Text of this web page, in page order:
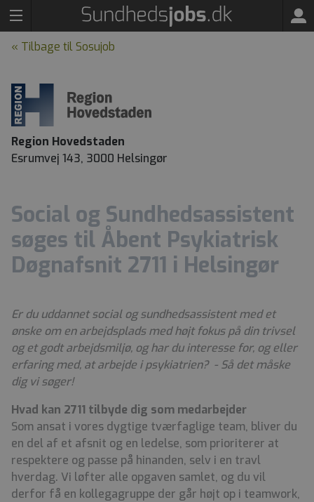
« Tilbage til Sosujob
Region Hovedstaden
Esrumvej 143, 3000 Helsingør
Social og Sundhedsassistent
søges til Åbent Psykiatrisk
Døgnafsnit 2711 i Helsingør
Er du uddannet social og sundhedsassistent med et
ønske om en arbejdsplads med højt fokus på din trivsel
og et godt arbejdsmiljø, og har du interesse for, og eller
erfaring med, at arbejde i psykiatrien? - Så det måske
dig vi søger!
Hvad kan 2711 tilbyde dig som medarbejder
Som ansat i vores dygtige tværfaglige team, bliver du
en del af et afsnit og en ledelse, som prioriterer at
respektere og passe på hinanden, selv i en travl
hverdag. Vi løfter alle opgaven samlet, og du vil
derfor få en kollegagruppe der går højt op i teamwork,